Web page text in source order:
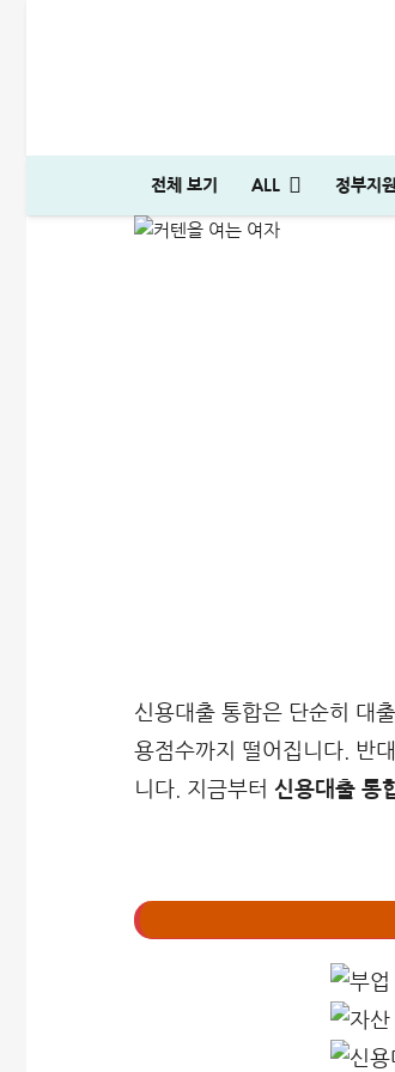
전체 보기 ALL 정부지
신용대출 통합은 단순히 대
용점수까지 떨어집니다. 반
니다. 지금부터 신용대출 통